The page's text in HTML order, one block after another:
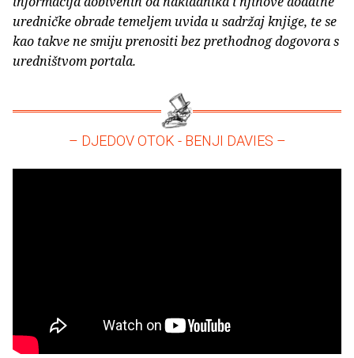
uredničke obrade temeljem uvida u sadržaj knjige, te se
kao takve ne smiju prenositi bez prethodnog dogovora s
uredništvom portala.
– DJEDOV OTOK - BENJI DAVIES –